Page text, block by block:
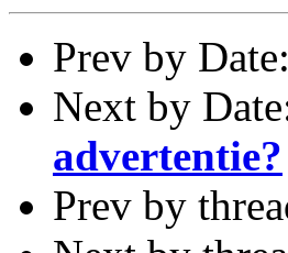
Prev by Date:
Next by
advertentie?
Prev by